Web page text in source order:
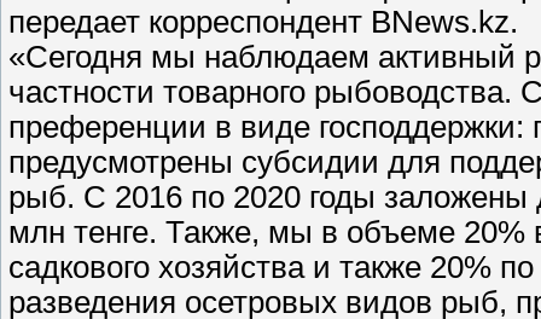
передает корреспондент BNews.kz.
«Сегодня мы наблюдаем активный
частности товарного рыбоводства.
преференции в виде
предусмотрены субсидии для
рыб. С 2016 по 2020 годы
млн тенге. Также, мы в объеме 20%
садкового хозяйства и также 20%
разведения осетровых видов рыб,